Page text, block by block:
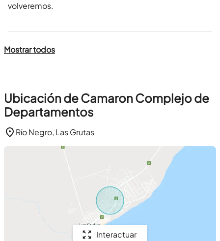
volveremos.
Mostrar todos
Ubicación de Camaron Complejo de
Departamentos
Río Negro, Las Grutas
Interactuar